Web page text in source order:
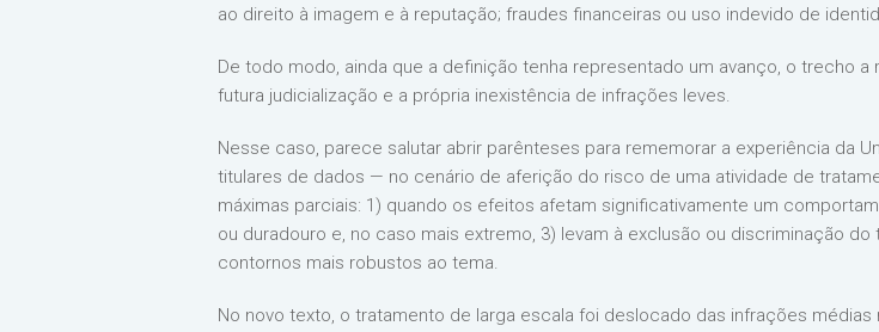
ao direito à imagem e à reputação; fraudes financeiras ou uso indevido de
De todo modo, ainda que a definição tenha representado um avanço, o trecho
futura judicialização e a própria inexistência de infrações leves.
Nesse caso, parece salutar abrir parênteses para rememorar a experiência da
titulares de dados — no cenário de aferição do risco de uma atividade de
máximas parciais: 1) quando os efeitos afetam significativamente um
ou duradouro e, no caso mais extremo, 3) levam à exclusão ou discriminação
contornos mais robustos ao tema.
No novo texto, o tratamento de larga escala foi deslocado das infrações